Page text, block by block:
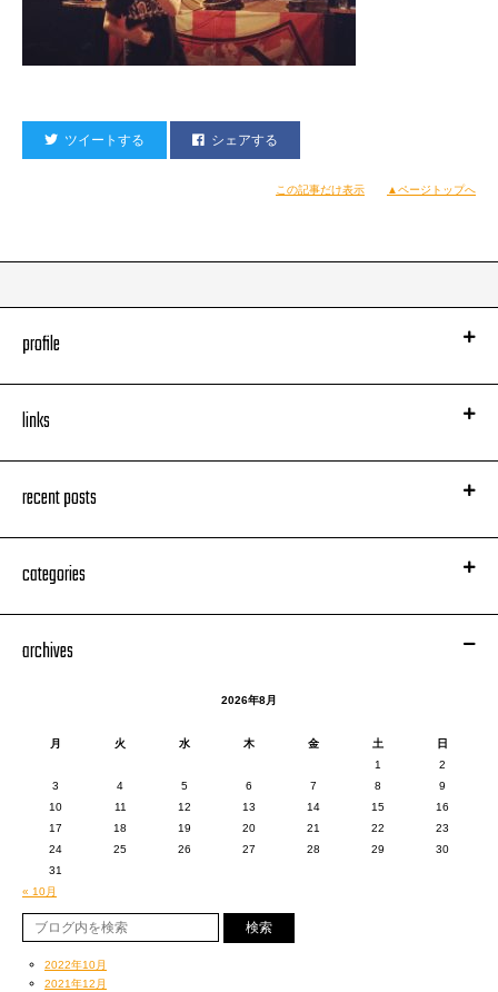
ツイートする シェアする
この記事だけ表示 ▲ページトップへ
profile
links
recent posts
categories
archives
2026年8月
月 火 水 木 金 土
日
1
2
3
4 5 6 7 8
9
10
11 12 13 14 15
16
17
18 19 20 21 22
23
24
25 26 27 28 29
30
31
« 10月
2022年10月
2021年12月